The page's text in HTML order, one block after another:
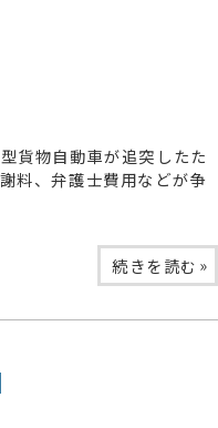
貨物自動車が追突したた
料、弁護士費用などが争
続きを読む »